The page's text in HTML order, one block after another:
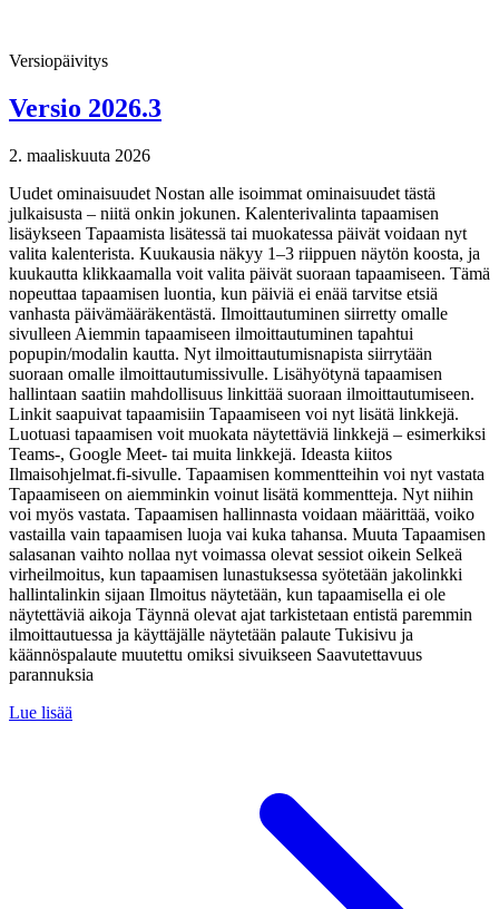
Versiopäivitys
Versio 2026.3
2. maaliskuuta 2026
Uudet ominaisuudet Nostan alle isoimmat ominaisuudet tästä
julkaisusta – niitä onkin jokunen. Kalenterivalinta tapaamisen
lisäykseen Tapaamista lisätessä tai muokatessa päivät voidaan nyt
valita kalenterista. Kuukausia näkyy 1–3 riippuen näytön koosta, ja
kuukautta klikkaamalla voit valita päivät suoraan tapaamiseen. Tämä
nopeuttaa tapaamisen luontia, kun päiviä ei enää tarvitse etsiä
vanhasta päivämääräkentästä. Ilmoittautuminen siirretty omalle
sivulleen Aiemmin tapaamiseen ilmoittautuminen tapahtui
popupin/modalin kautta. Nyt ilmoittautumisnapista siirrytään
suoraan omalle ilmoittautumissivulle. Lisähyötynä tapaamisen
hallintaan saatiin mahdollisuus linkittää suoraan ilmoittautumiseen.
Linkit saapuivat tapaamisiin Tapaamiseen voi nyt lisätä linkkejä.
Luotuasi tapaamisen voit muokata näytettäviä linkkejä – esimerkiksi
Teams-, Google Meet- tai muita linkkejä. Ideasta kiitos
Ilmaisohjelmat.fi-sivulle. Tapaamisen kommentteihin voi nyt vastata
Tapaamiseen on aiemminkin voinut lisätä kommentteja. Nyt niihin
voi myös vastata. Tapaamisen hallinnasta voidaan määrittää, voiko
vastailla vain tapaamisen luoja vai kuka tahansa. Muuta Tapaamisen
salasanan vaihto nollaa nyt voimassa olevat sessiot oikein Selkeä
virheilmoitus, kun tapaamisen lunastuksessa syötetään jakolinkki
hallintalinkin sijaan Ilmoitus näytetään, kun tapaamisella ei ole
näytettäviä aikoja Täynnä olevat ajat tarkistetaan entistä paremmin
ilmoittautuessa ja käyttäjälle näytetään palaute Tukisivu ja
käännöspalaute muutettu omiksi sivuikseen Saavutettavuus
parannuksia
Lue lisää